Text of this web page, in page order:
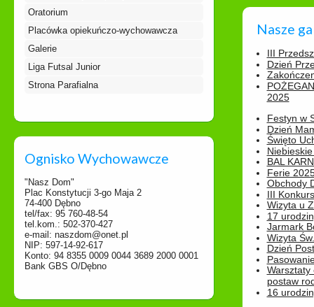
Oratorium
Placówka opiekuńczo-wychowawcza
Galerie
Liga Futsal Junior
Strona Parafialna
Ognisko Wychowawcze
"Nasz Dom"
Plac Konstytucji 3-go Maja 2
74-400 Dębno
tel/fax: 95 760-48-54
tel.kom.: 502-370-427
e-mail: naszdom@onet.pl
NIP: 597-14-92-617
Konto: 94 8355 0009 0044 3689 2000 0001
Bank GBS O/Dębno
Nasze
III
Dzień
2025
Festyn w
Dzień
Święto
BAL
Ferie
Obchody
III
Wizyta u
17
Jarmark
Wizyta
Dzień
Warsztaty
postaw
16